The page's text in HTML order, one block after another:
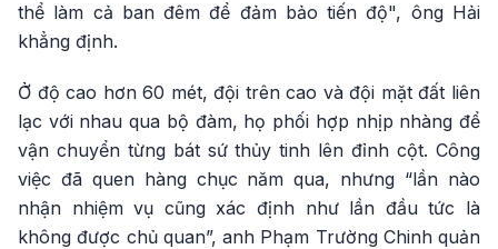
thể làm cả ban đêm để đảm bảo tiến độ", ông Hải
khẳng định.
Ở độ cao hơn 60 mét, đội trên cao và đội mặt đất liên
lạc với nhau qua bộ đàm, họ phối hợp nhịp nhàng để
vận chuyển từng bát sứ thủy tinh lên đỉnh cột. Công
việc đã quen hàng chục năm qua, nhưng “lần nào
nhận nhiệm vụ cũng xác định như lần đầu tức là
không được chủ quan”, anh Phạm Trường Chinh quản